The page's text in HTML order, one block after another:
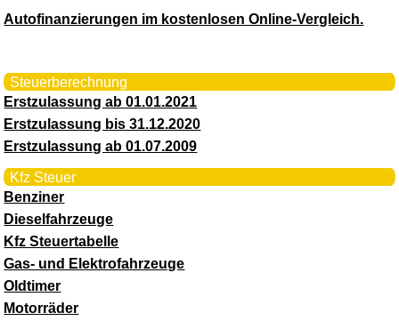
Autofinanzierungen im kostenlosen Online-Vergleich.
Steuerberechnung
Erstzulassung ab 01.01.2021
Erstzulassung bis 31.12.2020
Erstzulassung ab 01.07.2009
Kfz Steuer
Benziner
Dieselfahrzeuge
Kfz Steuertabelle
Gas- und Elektrofahrzeuge
Oldtimer
Motorräder